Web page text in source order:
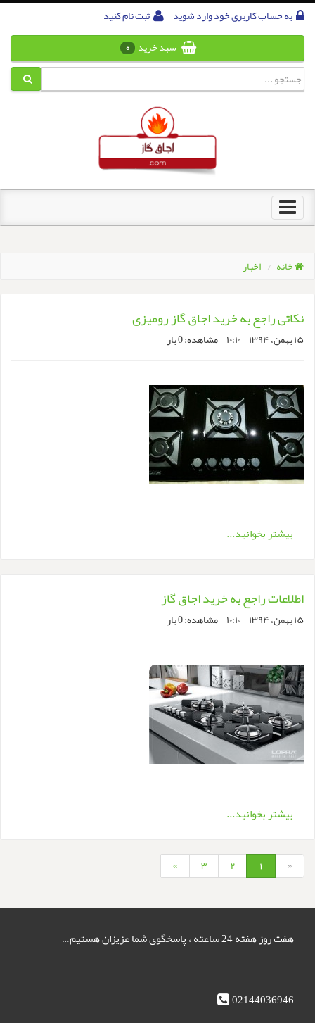
به حساب کاربری خود وارد شوید
ثبت نام کنید
سبد خرید
0
Toggle
navigation
خانه اخبار
نکاتی راجع به خرید اجاق گاز رومیزی
۱۵ بهمن، ۱۳۹۴ ۱۰:۱۰ مشاهده:0بار
بیشتر بخوانید...
اطلاعات راجع به خرید اجاق گاز
۱۵ بهمن، ۱۳۹۴ ۱۰:۱۰ مشاهده:0بار
بیشتر بخوانید...
«
1
2
3
»
هفت روز هفته 24 ساعته ، پاسخگوی شما عزیزان هستیم…
02144036946